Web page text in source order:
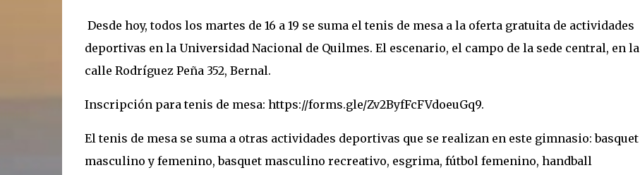
Desde hoy, todos los martes de 16 a 19 se suma el tenis de mesa a la oferta gratuita de actividades
deportivas en la Universidad Nacional de Quilmes. El escenario, el campo de la sede central, en la
calle Rodríguez Peña 352, Bernal.
Inscripción para tenis de mesa: https://forms.gle/Zv2ByfFcFVdoeuGq9.
El tenis de mesa se suma a otras actividades deportivas que se realizan en este gimnasio: basquet
masculino y femenino, basquet masculino recreativo, esgrima, fútbol femenino, handball